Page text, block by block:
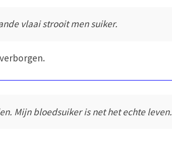
vlaai strooit men suiker.
Mijn bloedsuiker is net het echte leven.